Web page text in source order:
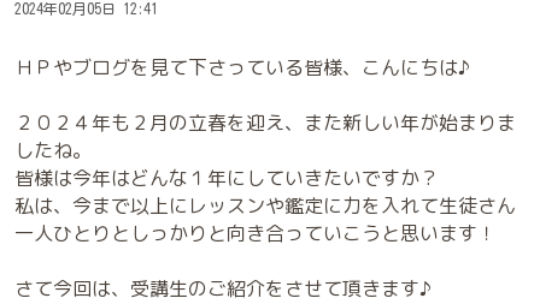
2024年02月05日 12:41
ＨＰやブログを見て下さっている皆様、こんにちは♪
２０２４年も２月の立春を迎え、また新しい年が始まりま
したね。
皆様は今年はどんな１年にしていきたいですか？
私は、今まで以上にレッスンや鑑定に力を入れて生徒さん
一人ひとりとしっかりと向き合っていこうと思います！
さて今回は、受講生のご紹介をさせて頂きます♪